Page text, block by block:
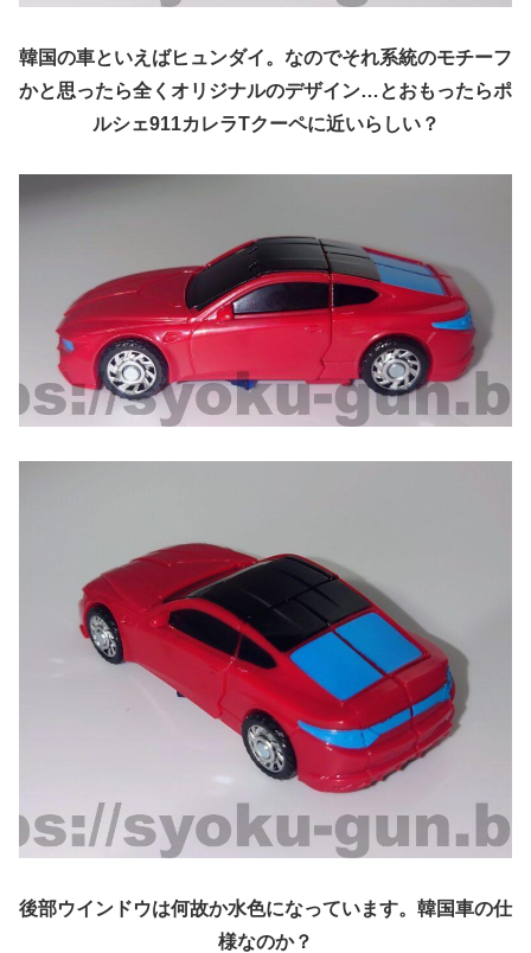
韓国の車といえばヒュンダイ。なのでそれ系統のモチーフ
かと思ったら全くオリジナルのデザイン…とおもったらポ
ルシェ911カレラTクーペに近いらしい？
後部ウインドウは何故か水色になっています。韓国車の仕
様なのか？